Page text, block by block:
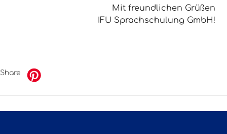
Mit freundlichen Grüßen
IFU Sprachschulung GmbH!
Share